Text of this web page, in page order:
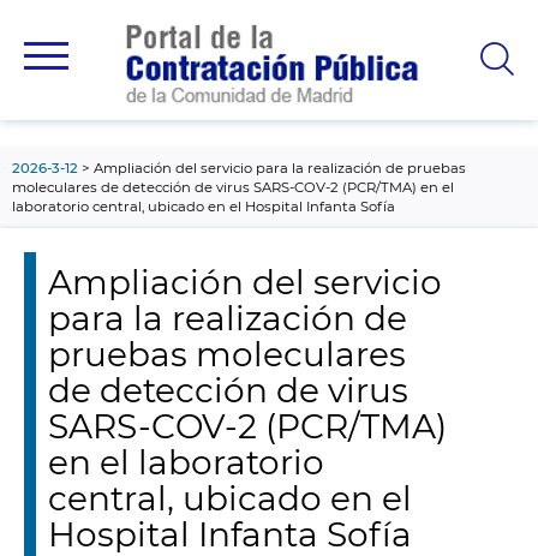
principal
2026-3-12
Ampliación del servicio para la realización de pruebas
moleculares de detección de virus SARS-COV-2 (PCR/TMA) en el
laboratorio central, ubicado en el Hospital Infanta Sofía
Ampliación del servicio
para la realización de
pruebas moleculares
de detección de virus
SARS-COV-2 (PCR/TMA)
en el laboratorio
central, ubicado en el
Hospital Infanta Sofía